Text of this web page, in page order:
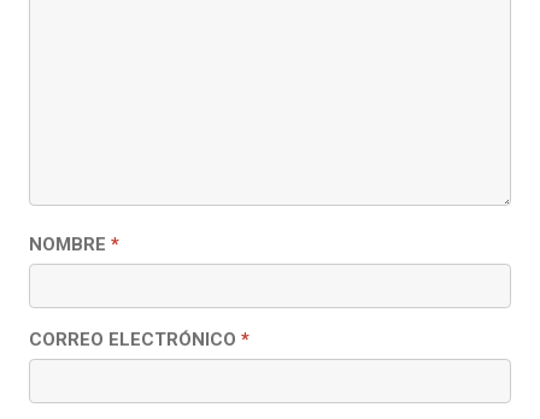
NOMBRE *
CORREO ELECTRÓNICO *